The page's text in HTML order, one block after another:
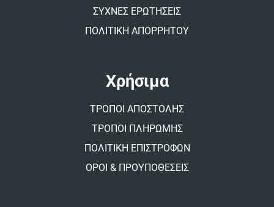
ΣΥΧΝΕΣ ΕΡΩΤΗΣΕΙΣ
ΠΟΛΙΤΙΚΗ ΑΠΟΡΡΗΤΟΥ
Χρήσιμα
ΤΡΟΠΟΙ ΑΠΟΣΤΟΛΗΣ
ΤΡΟΠΟΙ ΠΛΗΡΩΜΗΣ
ΠΟΛΙΤΙΚΗ ΕΠΙΣΤΡΟΦΩΝ
ΟΡΟΙ & ΠΡΟΥΠΟΘΕΣΕΙΣ